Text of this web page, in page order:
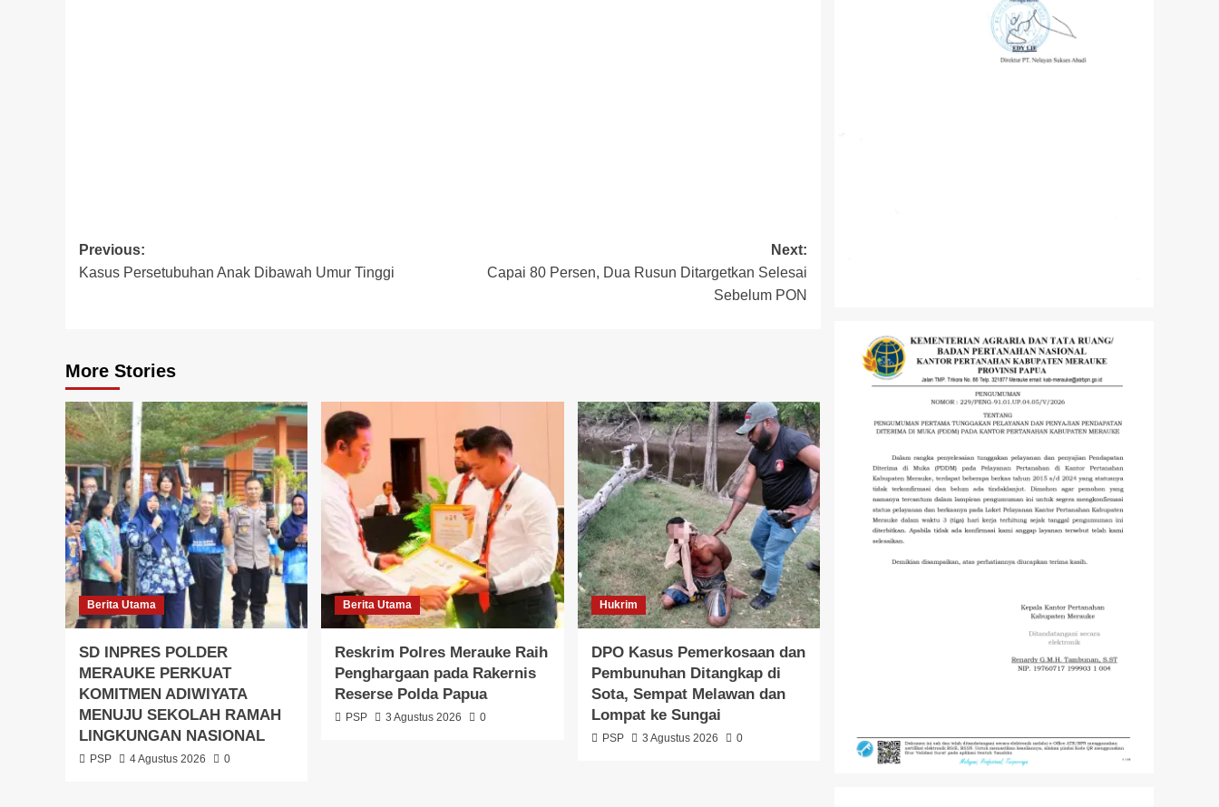
Post
navigation
Previous:
Kasus Persetubuhan Anak Dibawah Umur Tinggi
Next:
Capai 80 Persen, Dua Rusun Ditargetkan Selesai
Sebelum PON
More Stories
Berita Utama
SD INPRES POLDER
MERAUKE PERKUAT
KOMITMEN ADIWIYATA
MENUJU SEKOLAH RAMAH
LINGKUNGAN NASIONAL
PSP 4 Agustus 2026 0
Berita Utama
Reskrim Polres Merauke Raih
Penghargaan pada Rakernis
Reserse Polda Papua
PSP 3 Agustus 2026 0
Hukrim
DPO Kasus Pemerkosaan dan
Pembunuhan Ditangkap di
Sota, Sempat Melawan dan
Lompat ke Sungai
PSP 3 Agustus 2026 0